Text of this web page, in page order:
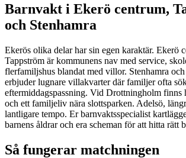
Barnvakt i Ekerö centrum,
och Stenhamra
Ekerös olika delar har sin egen karaktär. Ekerö
Tappström är kommunens nav med service,
flerfamiljshus blandat med villor. Stenhamra och
erbjuder lugnare villakvarter där familjer ofta
eftermiddagspassning. Vid Drottningholm finns
och ett familjeliv nära slottsparken. Adelsö,
lantligare tempo. Er barnvaktsspecialist
barnens åldrar och era scheman för att hitta rätt
Så fungerar matchningen